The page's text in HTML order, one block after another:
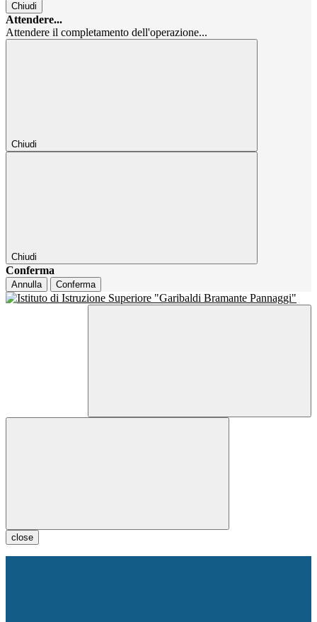
Chiudi
Attendere...
Attendere il completamento dell'operazione...
Chiudi
Chiudi
Conferma
Annulla Conferma
close